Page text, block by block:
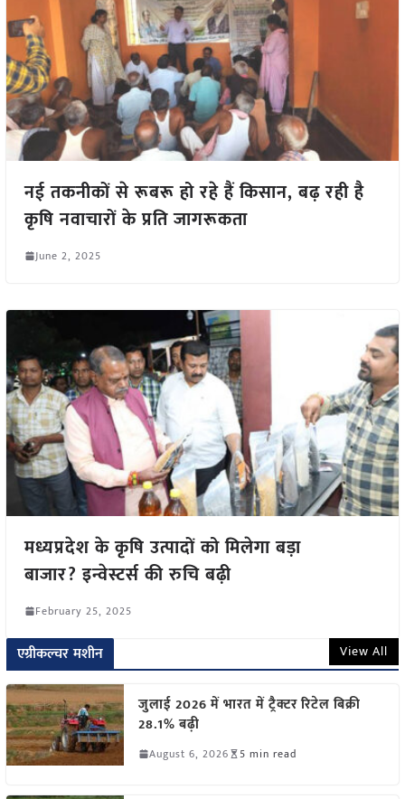
नई तकनीकों से रूबरू हो रहे हैं किसान, बढ़ रही है
कृषि नवाचारों के प्रति जागरूकता
June 2, 2025
मध्यप्रदेश के कृषि उत्पादों को मिलेगा बड़ा
बाजार? इन्वेस्टर्स की रुचि बढ़ी
February 25, 2025
एग्रीकल्चर मशीन View All
जुलाई 2026 में भारत में ट्रैक्टर रिटेल बिक्री
28.1% बढ़ी
August 6, 2026 5 min read